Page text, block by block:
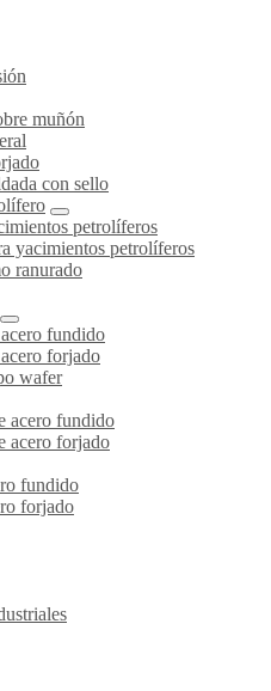
muñón
con sello
petrolíferos
yacimientos petrolíferos
ranurado
fundido
forjado
wafer
acero fundido
acero forjado
fundido
forjado